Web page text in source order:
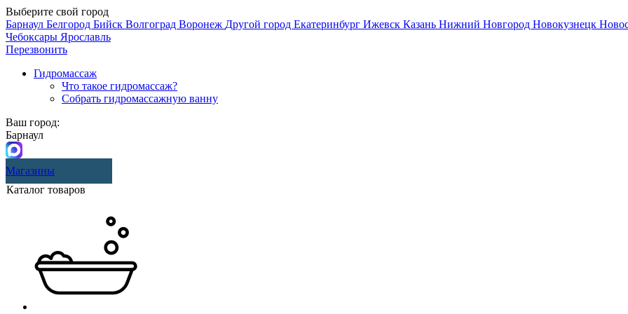
Выберите свой город
Барнаул Белгород Бийск Волгоград Воронеж Другой город Екатеринбург Ижевск Казань Нижний Новгород Новокузнецк
Чебоксары Ярославль
Перезвонить
Гидромассаж
Что такое гидромассаж?
Собрать гидромассажную ванну
Ваш город:
Барнаул
Магазины
Каталог товаров